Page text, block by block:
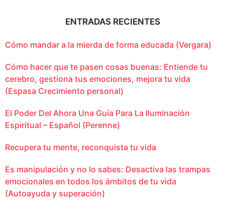
ENTRADAS RECIENTES
Cómo mandar a la mierda de forma educada (Vergara)
Cómo hacer que te pasen cosas buenas: Entiende tu
cerebro, gestiona tus emociones, mejora tu vida
(Espasa Crecimiento personal)
El Poder Del Ahora Una Guía Para La Iluminación
Espiritual – Español (Perenne)
Recupera tu mente, reconquista tu vida
Es manipulación y no lo sabes: Desactiva las trampas
emocionales en todos los ámbitos de tu vida
(Autoayuda y superación)